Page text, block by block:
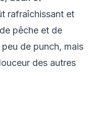
rafraîchissant et
pêche et de
de punch, mais
des autres